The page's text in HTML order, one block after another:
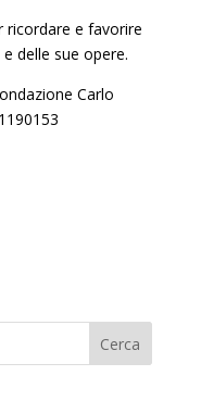
ricordare e favorire
delle sue opere.
Carlo